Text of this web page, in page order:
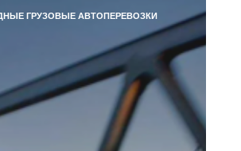
ГРУЗОВЫЕ АВТОПЕРЕВОЗКИ